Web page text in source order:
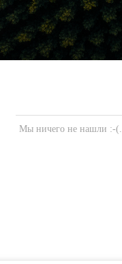
Мы ничего не нашли :-(.